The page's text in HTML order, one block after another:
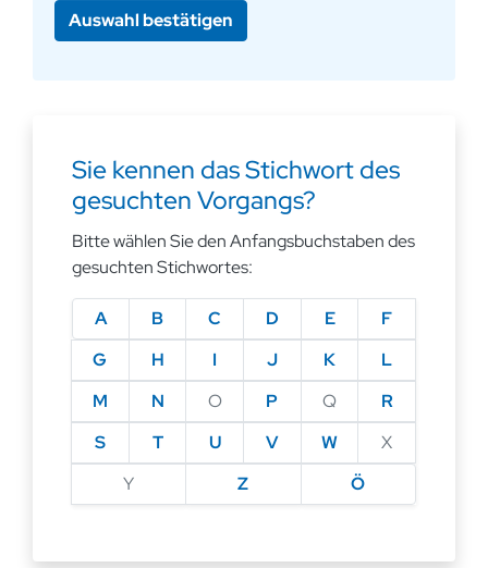
Sie kennen das Stichwort des
gesuchten Vorgangs?
Bitte wählen Sie den Anfangsbuchstaben des
gesuchten Stichwortes:
A B C D E
F
G
H I J K
L
M
N O P Q
R
S
T U V W
X
Y
Z Ö